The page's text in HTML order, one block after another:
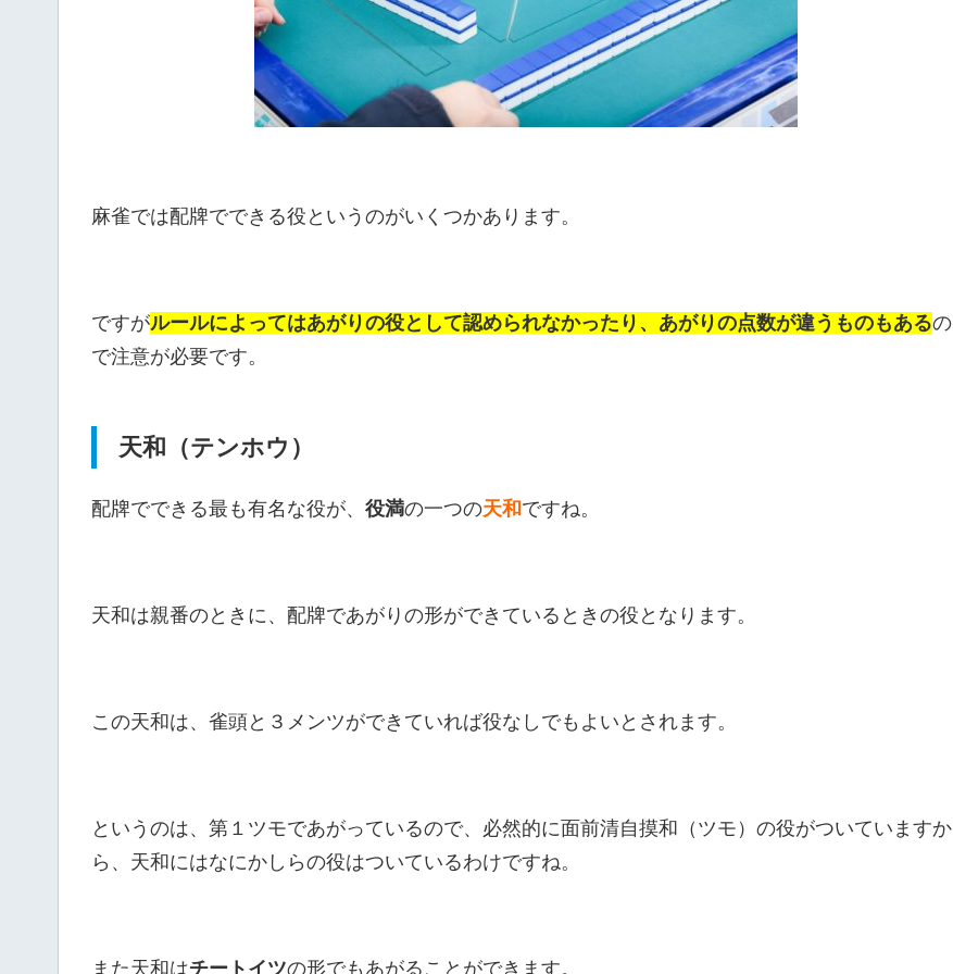
麻雀では配牌でできる役というのがいくつかあります。
ですがルールによってはあがりの役として認められなかったり、あがりの点数が違うものもあるの
で注意が必要です。
天和（テンホウ）
配牌でできる最も有名な役が、 役満の一つの天和ですね。
天和は親番のときに、配牌であがりの形ができているときの役となります。
この天和は、雀頭と３メンツができていれば役なしでもよいとされます。
というのは、第１ツモであがっているので、必然的に面前清自摸和（ツモ）の役がついていますか
ら、天和にはなにかしらの役はついているわけですね。
また天和はチートイツの形でもあがることができます。